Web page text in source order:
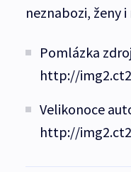
neznabozi, ženy
Pomlázka
http://
Velikonoce
http://